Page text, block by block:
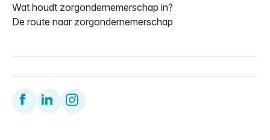
Wat houdt zorgondernemerschap in?
De route naar zorgondernemerschap